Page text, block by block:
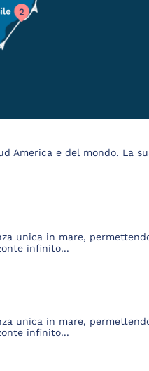
America e del mondo. La
unica in mare,
infinito...
unica in mare,
infinito...